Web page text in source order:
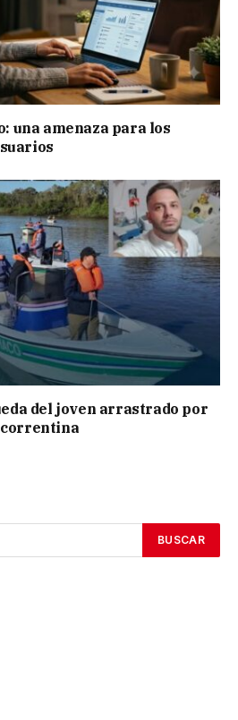
una amenaza para los
del joven arrastrado por
correntina